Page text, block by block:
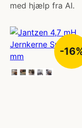
med hjælp fra AI.
-